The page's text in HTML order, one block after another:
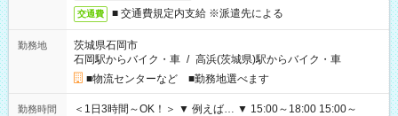
交通費 ■ 交通費規定内支給 ※派遣先による
勤務地
茨城県石岡市
石岡駅からバイク・車 / 高浜(茨城県)駅からバイク・車
■物流センターなど ■勤務地選べます
勤務時間
＜1日3時間～OK！＞ ▼ 例えば… ▼ 15:00～18:00 15:00～